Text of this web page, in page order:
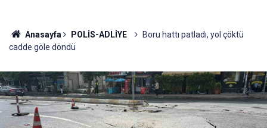
Anasayfa POLİS-ADLİYE
Boru hattı patladı, yol çöktü
cadde göle döndü